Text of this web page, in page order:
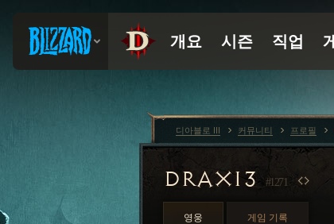
DRAX13 #1271
영웅 게임 기록
디아블로 III 커뮤니티 프로필